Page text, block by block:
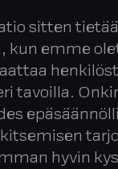
sitten
kun emme
tavoilla.
hyvin